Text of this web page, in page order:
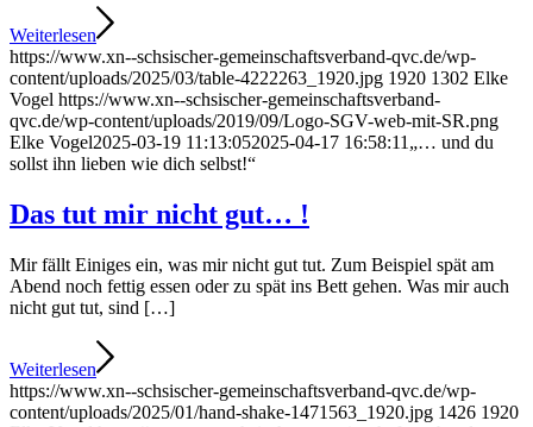
Weiterlesen
https://www.xn--schsischer-gemeinschaftsverband-qvc.de/wp-
content/uploads/2025/03/table-4222263_1920.jpg 1920 1302 Elke
Vogel https://www.xn--schsischer-gemeinschaftsverband-
qvc.de/wp-content/uploads/2019/09/Logo-SGV-web-mit-SR.png
Elke Vogel2025-03-19 11:13:052025-04-17 16:58:11 „… und du
sollst ihn lieben wie dich selbst!“
Das tut mir nicht gut… !
Mir fällt Einiges ein, was mir nicht gut tut. Zum Beispiel spät am
Abend noch fettig essen oder zu spät ins Bett gehen. Was mir auch
nicht gut tut, sind […]
Weiterlesen
https://www.xn--schsischer-gemeinschaftsverband-qvc.de/wp-
content/uploads/2025/01/hand-shake-1471563_1920.jpg 1426 1920